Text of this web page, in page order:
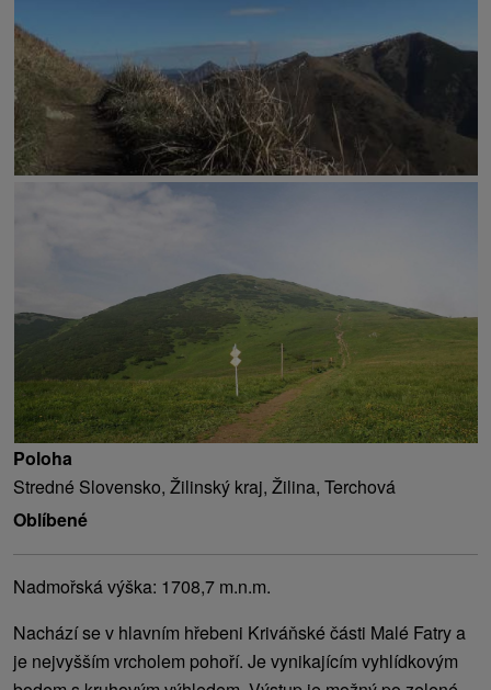
Poloha
Stredné Slovensko, Žilinský kraj, Žilina, Terchová
Oblíbené
Nadmořská výška: 1708,7 m.n.m.
Nachází se v hlavním hřebeni Kriváňské části Malé Fatry a
je nejvyšším vrcholem pohoří. Je vynikajícím vyhlídkovým